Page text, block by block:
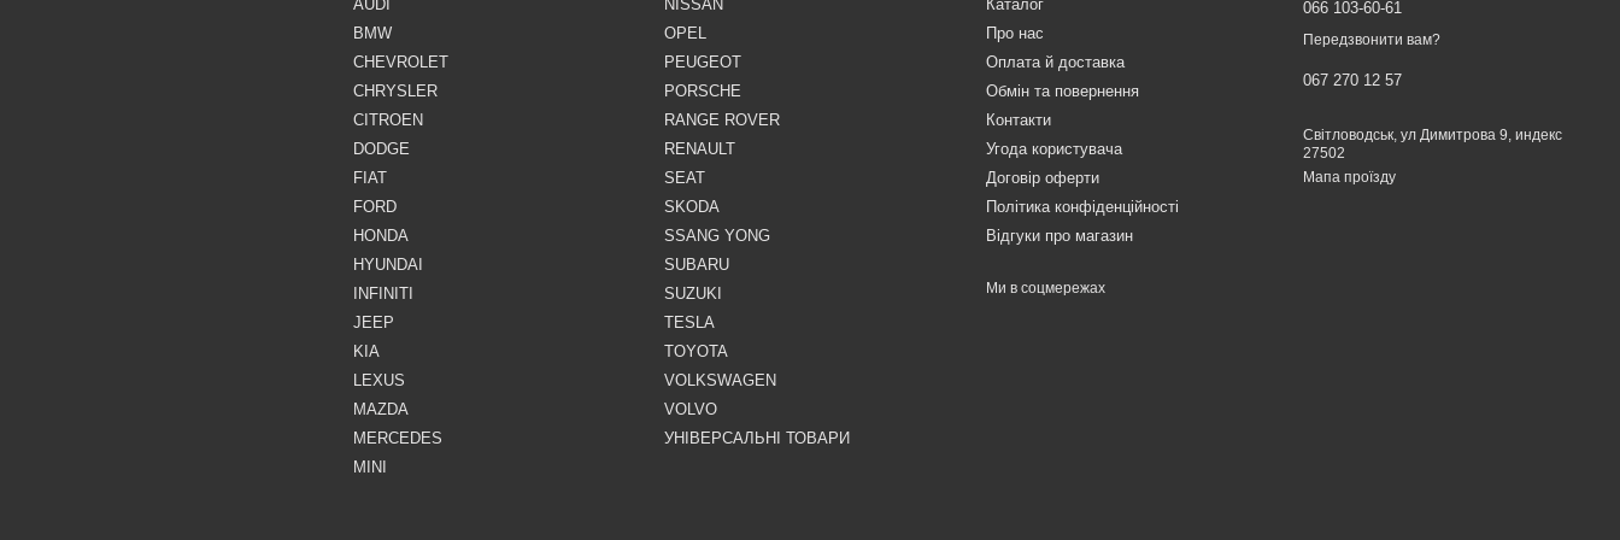
AUDI
BMW
CHEVROLET
CHRYSLER
CITROEN
DODGE
FIAT
FORD
HONDA
HYUNDAI
INFINITI
JEEP
KIA
LEXUS
MAZDA
MERCEDES
MINI
NISSAN
OPEL
PEUGEOT
PORSCHE
RANGE ROVER
RENAULT
SEAT
SKODA
SSANG YONG
SUBARU
SUZUKI
TESLA
TOYOTA
VOLKSWAGEN
VOLVO
УНІВЕРСАЛЬНІ ТОВАРИ
Каталог
Про нас
Оплата й доставка
Обмін та повернення
Контакти
Угода користувача
Договір оферти
Політика конфіденційності
Відгуки про магазин
Ми в соцмережах
066 103-60-61
Передзвонити вам?
067 270 12 57
Світловодськ, ул Димитрова 9, индекс
27502
Мапа проїзду